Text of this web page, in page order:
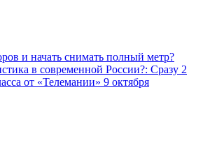
и начать снимать полный метр?
в современной России?: Сразу 2
от «Телемании» 9 октября